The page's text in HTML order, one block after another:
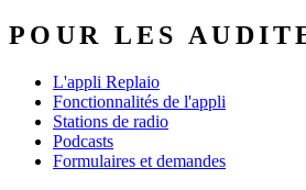
POUR LES
L'appli Replaio
Fonctionnalités de l'appli
Stations de radio
Podcasts
Formulaires et demandes